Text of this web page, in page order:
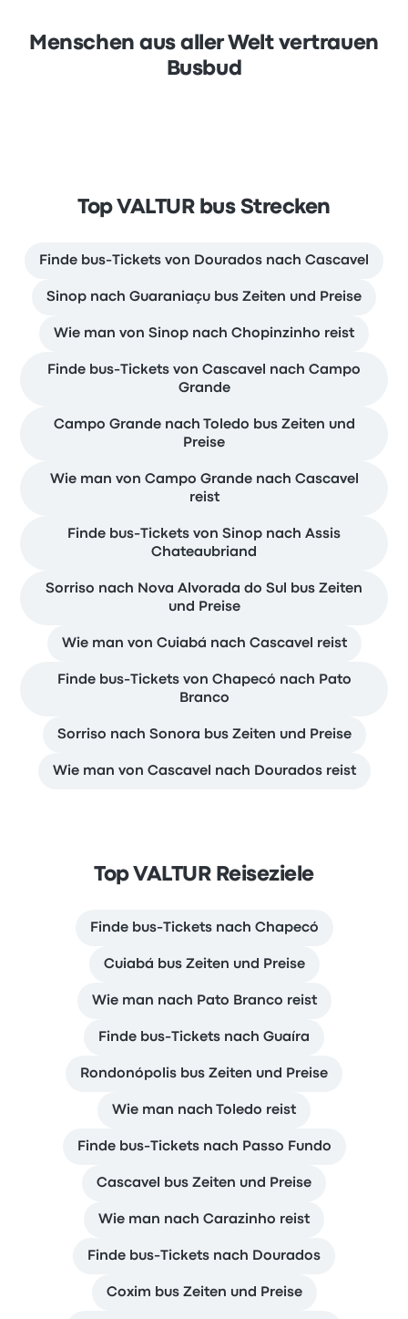
Menschen aus aller Welt vertrauen
Busbud
Top VALTUR bus Strecken
Finde bus-Tickets von Dourados nach Cascavel
Sinop nach Guaraniaçu bus Zeiten und Preise
Wie man von Sinop nach Chopinzinho reist
Finde bus-Tickets von Cascavel nach Campo
Grande
Campo Grande nach Toledo bus Zeiten und
Preise
Wie man von Campo Grande nach Cascavel
reist
Finde bus-Tickets von Sinop nach Assis
Chateaubriand
Sorriso nach Nova Alvorada do Sul bus Zeiten
und Preise
Wie man von Cuiabá nach Cascavel reist
Finde bus-Tickets von Chapecó nach Pato
Branco
Sorriso nach Sonora bus Zeiten und Preise
Wie man von Cascavel nach Dourados reist
Top VALTUR Reiseziele
Finde bus-Tickets nach Chapecó
Cuiabá bus Zeiten und Preise
Wie man nach Pato Branco reist
Finde bus-Tickets nach Guaíra
Rondonópolis bus Zeiten und Preise
Wie man nach Toledo reist
Finde bus-Tickets nach Passo Fundo
Cascavel bus Zeiten und Preise
Wie man nach Carazinho reist
Finde bus-Tickets nach Dourados
Coxim bus Zeiten und Preise